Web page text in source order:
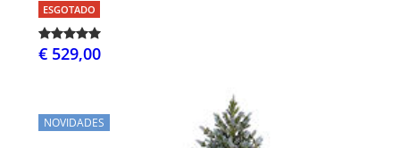
ESGOTADO
€ 529,00
NOVIDADES